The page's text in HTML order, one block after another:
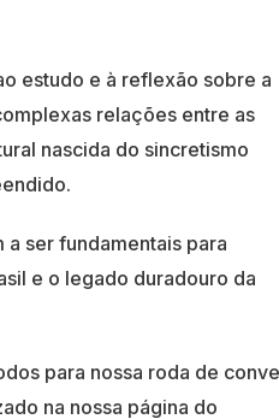
estudo e à reflexão sobre a
relações entre as
nascida do sincretismo
ser fundamentais para
e o legado duradouro da
para nossa roda de
na nossa página do